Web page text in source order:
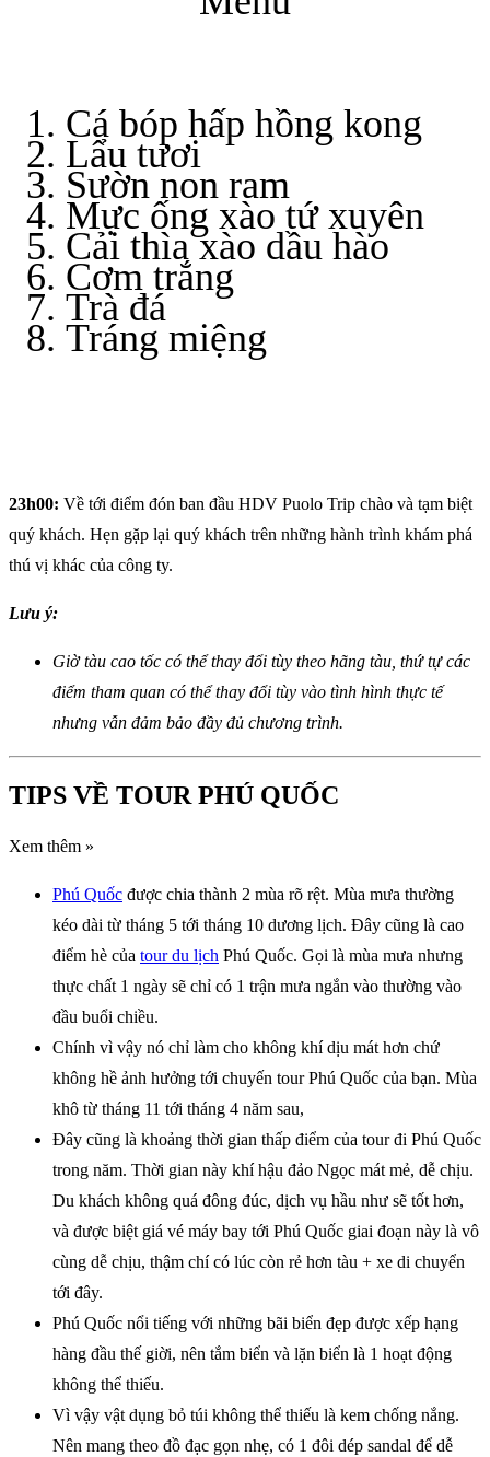
Cá bóp hấp hồng kong
Lẩu tươi
Sườn non ram
Mực ống xào tứ xuyên
Cải thìa xào dầu hào
Cơm trắng
Trà đá
Tráng miệng
23h00: Về tới điểm đón ban đầu HDV Puolo Trip chào và tạm biệt
quý khách. Hẹn gặp lại quý khách trên những hành trình khám phá
thú vị khác của công ty.
Lưu ý:
Giờ tàu cao tốc có thể thay đổi tùy theo hãng tàu, thứ tự các
điểm tham quan có thể thay đổi tùy vào tình hình thực tế
nhưng vẫn đảm bảo đầy đủ chương trình.
TIPS VỀ TOUR PHÚ QUỐC
Xem thêm »
Phú Quốc được chia thành 2 mùa rõ rệt. Mùa mưa thường
kéo dài từ tháng 5 tới tháng 10 dương lịch. Đây cũng là cao
điểm hè của tour du lịch Phú Quốc. Gọi là mùa mưa nhưng
thực chất 1 ngày sẽ chỉ có 1 trận mưa ngắn vào thường vào
đầu buổi chiều.
Chính vì vậy nó chỉ làm cho không khí dịu mát hơn chứ
không hề ảnh hưởng tới chuyến tour Phú Quốc của bạn. Mùa
khô từ tháng 11 tới tháng 4 năm sau,
Đây cũng là khoảng thời gian thấp điểm của tour đi Phú Quốc
trong năm. Thời gian này khí hậu đảo Ngọc mát mẻ, dễ chịu.
Du khách không quá đông đúc, dịch vụ hầu như sẽ tốt hơn,
và được biệt giá vé máy bay tới Phú Quốc giai đoạn này là vô
cùng dễ chịu, thậm chí có lúc còn rẻ hơn tàu + xe di chuyển
tới đây.
Phú Quốc nổi tiếng với những bãi biển đẹp được xếp hạng
hàng đầu thế giời, nên tắm biển và lặn biển là 1 hoạt động
không thể thiếu.
Vì vậy vật dụng bỏ túi không thể thiếu là kem chống nắng.
Nên mang theo đồ đạc gọn nhẹ, có 1 đôi dép sandal để dễ